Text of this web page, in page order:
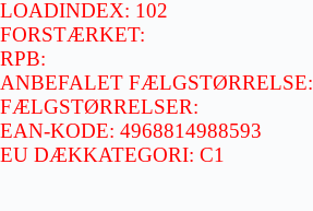
LOADINDEX: 102
FORSTÆRKET:
RPB:
ANBEFALET FÆLGSTØRRELSE:
FÆLGSTØRRELSER:
EAN-KODE: 4968814988593
EU DÆKKATEGORI: C1